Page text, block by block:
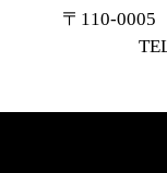
〒110-